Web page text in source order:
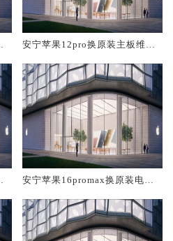
安宁苹果12pro换原装主板维修
安宁苹果16promax换原装电池